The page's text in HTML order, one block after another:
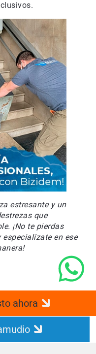
estresante y un
que
¡No te pierdas
en ese
ahora